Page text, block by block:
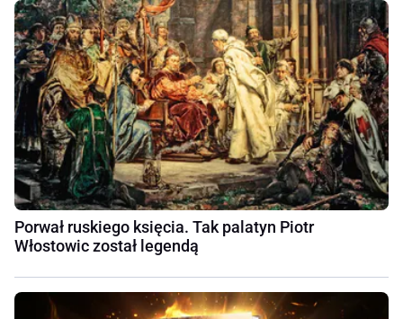
Porwał ruskiego księcia. Tak palatyn Piotr
Włostowic został legendą